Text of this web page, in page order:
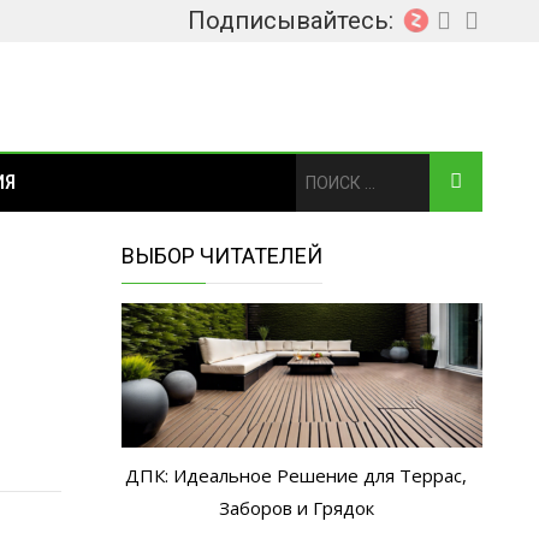
Подписывайтесь:
ВЫБОР ЧИТАТЕЛЕЙ
ДПК: Идеальное Решение для Террас,
Заборов и Грядок